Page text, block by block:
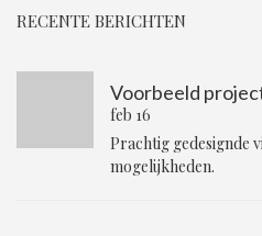
RECENTE BERICHTEN
Voorbeeld
feb 16
Prachtig gedesignde
mogelijkheden.